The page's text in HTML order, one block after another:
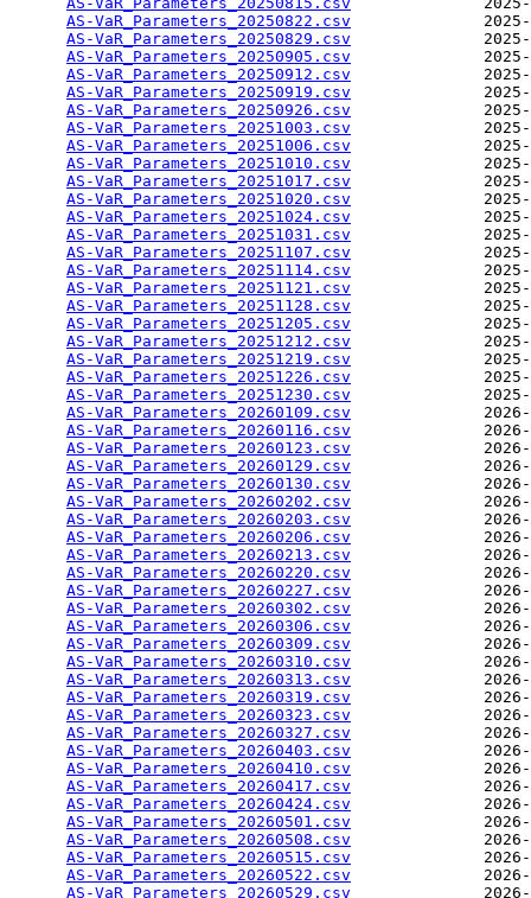
AS-VaR_Parameters_20250822.csv
AS-VaR_Parameters_20250829.csv
AS-VaR_Parameters_20250905.csv
AS-VaR_Parameters_20250912.csv
AS-VaR_Parameters_20250919.csv
AS-VaR_Parameters_20250926.csv
AS-VaR_Parameters_20251003.csv
AS-VaR_Parameters_20251006.csv
AS-VaR_Parameters_20251010.csv
AS-VaR_Parameters_20251017.csv
AS-VaR_Parameters_20251020.csv
AS-VaR_Parameters_20251024.csv
AS-VaR_Parameters_20251031.csv
AS-VaR_Parameters_20251107.csv
AS-VaR_Parameters_20251114.csv
AS-VaR_Parameters_20251121.csv
AS-VaR_Parameters_20251128.csv
AS-VaR_Parameters_20251205.csv
AS-VaR_Parameters_20251212.csv
AS-VaR_Parameters_20251219.csv
AS-VaR_Parameters_20251226.csv
AS-VaR_Parameters_20251230.csv
AS-VaR_Parameters_20260109.csv
AS-VaR_Parameters_20260116.csv
AS-VaR_Parameters_20260123.csv
AS-VaR_Parameters_20260129.csv
AS-VaR_Parameters_20260130.csv
AS-VaR_Parameters_20260202.csv
AS-VaR_Parameters_20260203.csv
AS-VaR_Parameters_20260206.csv
AS-VaR_Parameters_20260213.csv
AS-VaR_Parameters_20260220.csv
AS-VaR_Parameters_20260227.csv
AS-VaR_Parameters_20260302.csv
AS-VaR_Parameters_20260306.csv
AS-VaR_Parameters_20260309.csv
AS-VaR_Parameters_20260310.csv
AS-VaR_Parameters_20260313.csv
AS-VaR_Parameters_20260319.csv
AS-VaR_Parameters_20260323.csv
AS-VaR_Parameters_20260327.csv
AS-VaR_Parameters_20260403.csv
AS-VaR_Parameters_20260410.csv
AS-VaR_Parameters_20260417.csv
AS-VaR_Parameters_20260424.csv
AS-VaR_Parameters_20260501.csv
AS-VaR_Parameters_20260508.csv
AS-VaR_Parameters_20260515.csv
AS-VaR_Parameters_20260522.csv
AS-VaR_Parameters_20260529.csv